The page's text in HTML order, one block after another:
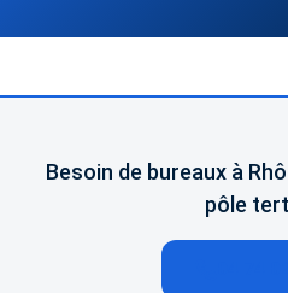
Besoin de bureaux à
pôle